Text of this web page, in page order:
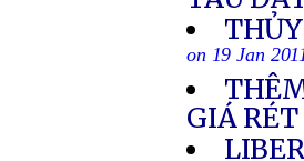
on 19 Jan
GIÁ